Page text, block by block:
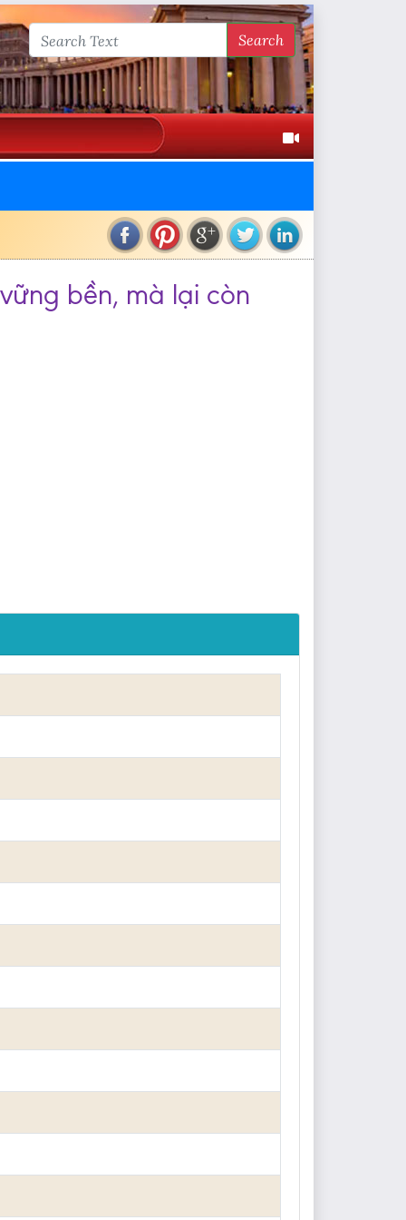
Search
bền, mà lại còn